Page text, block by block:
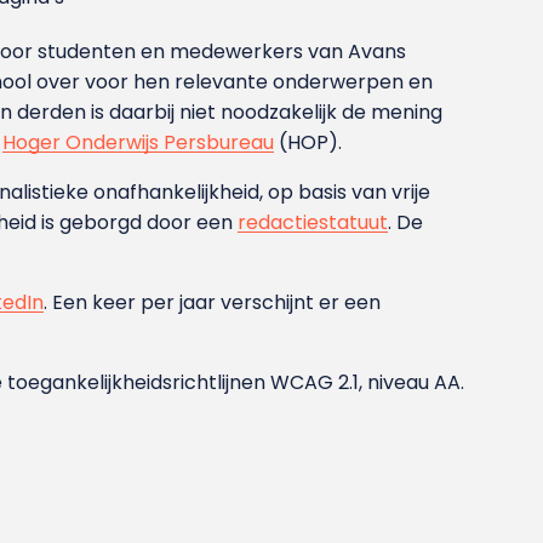
studenten en medewerkers van Avans
over voor hen relevante onderwerpen en
is daarbij niet noodzakelijk de mening
Hoger Onderwijs Persbureau (HOP).
onafhankelijkheid, op basis van vrije
is geborgd door een redactiestatuut. De
. Een keer per jaar verschijnt er een
WCAG 2.1, niveau AA.